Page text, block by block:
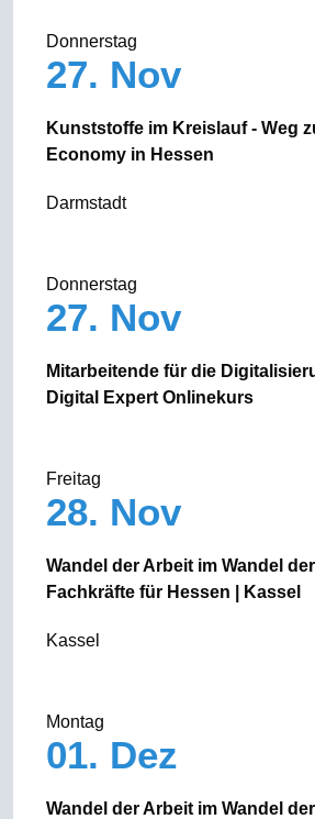
Donnerstag
27. Nov
Kunststoffe im Kreislauf - Weg
Economy in Hessen
Darmstadt
Donnerstag
27. Nov
Mitarbeitende für die
Digital Expert Onlinekurs
Freitag
28. Nov
Wandel der Arbeit im Wandel
Fachkräfte für Hessen | Kassel
Kassel
Montag
01. Dez
Wandel der Arbeit im Wandel